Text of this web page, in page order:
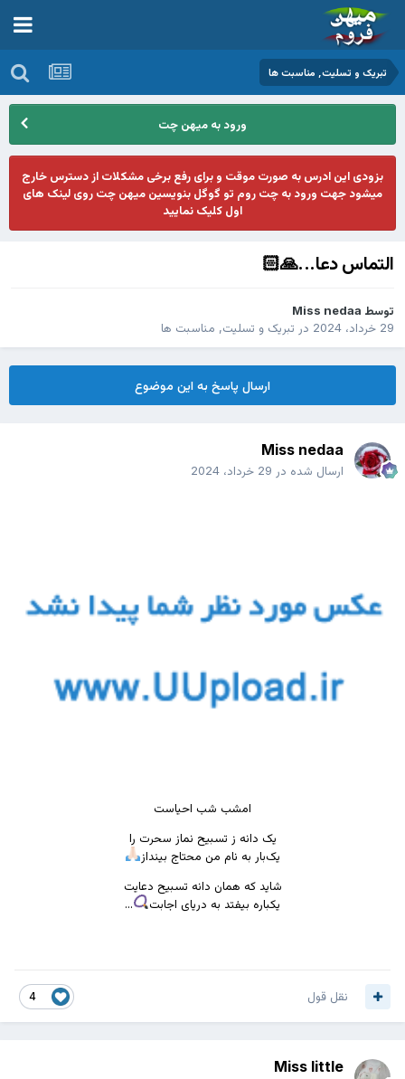
تبریک و تسلیت, مناسبت ها
ورود به میهن چت
بزودی این ادرس به صورت موقت و برای رفع برخی مشکلات از دسترس خارج
میشود جهت ورود به چت روم تو گوگل بنویسین میهن چت روی لینک های
اول کلیک نمایید
التماس دعا...🙏🏻
توسط Miss nedaa
29 خرداد، 2024
در تبریک و تسلیت, مناسبت ها
ارسال پاسخ به این موضوع
Miss nedaa
ارسال شده در 29 خرداد، 2024
امشب شب احیاست
یک دانه ز تسبیح نماز سحرت را
یک‌بار به نام من محتاج بینداز
شاید که همان دانه تسبیح دعایت
یکباره بیفتد به دریای اجابت
...
4 نقل قول
Miss little